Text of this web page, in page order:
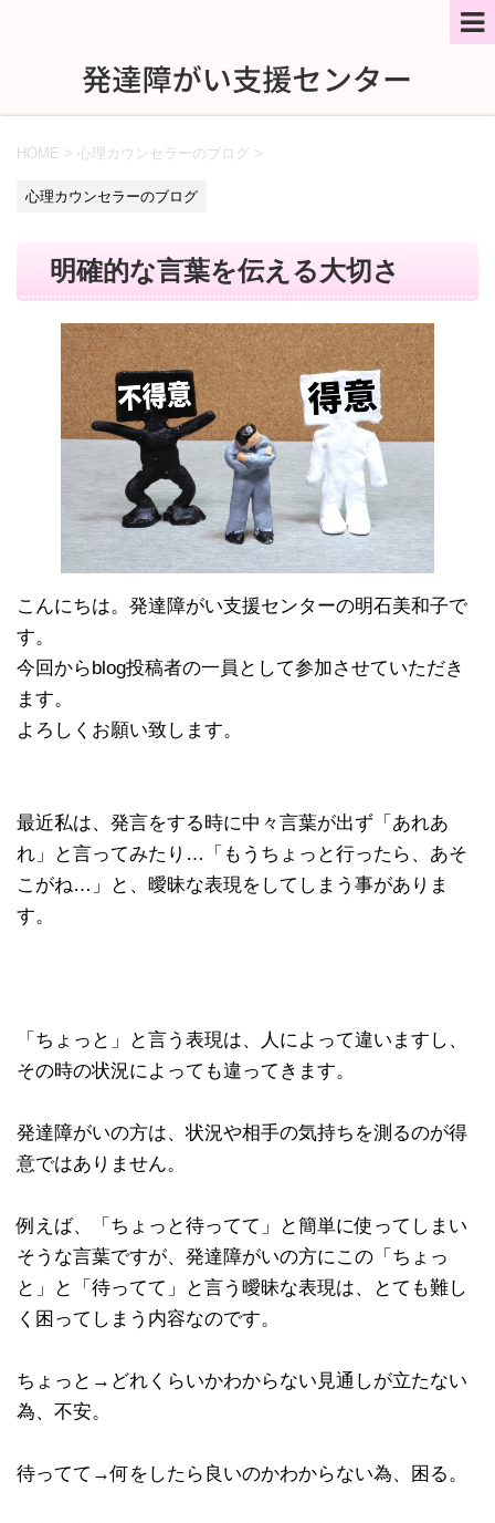
HOME > 心理カウンセラーのブログ >
心理カウンセラーのブログ
明確的な言葉を伝える大切さ
こんにちは。発達障がい支援センターの明石美和子で
す。
今回からblog投稿者の一員として参加させていただき
ます。
よろしくお願い致します。
最近私は、発言をする時に中々言葉が出ず「あれあ
れ」と言ってみたり…「もうちょっと行ったら、あそ
こがね…」と、曖昧な表現をしてしまう事がありま
す。
「ちょっと」と言う表現は、人によって違いますし、
その時の状況によっても違ってきます。
発達障がいの方は、状況や相手の気持ちを測るのが得
意ではありません。
例えば、「ちょっと待ってて」と簡単に使ってしまい
そうな言葉ですが、発達障がいの方にこの「ちょっ
と」と「待ってて」と言う曖昧な表現は、とても難し
く困ってしまう内容なのです。
ちょっと→どれくらいかわからない見通しが立たない
為、不安。
待ってて→何をしたら良いのかわからない為、困る。